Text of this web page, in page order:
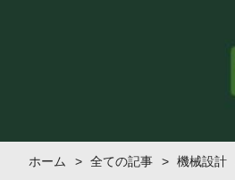
ホーム > 全ての記事 > 機械設計